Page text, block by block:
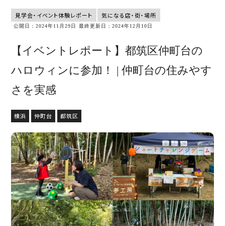
見学会・イベント体験レポート 気になる店・街・場所
公開日：2024年11月29日 最終更新日：2024年12月10日
【イベントレポート】都筑区仲町台の
ハロウィンに参加！ | 仲町台の住みやす
さを実感
横浜 仲町台 都筑区